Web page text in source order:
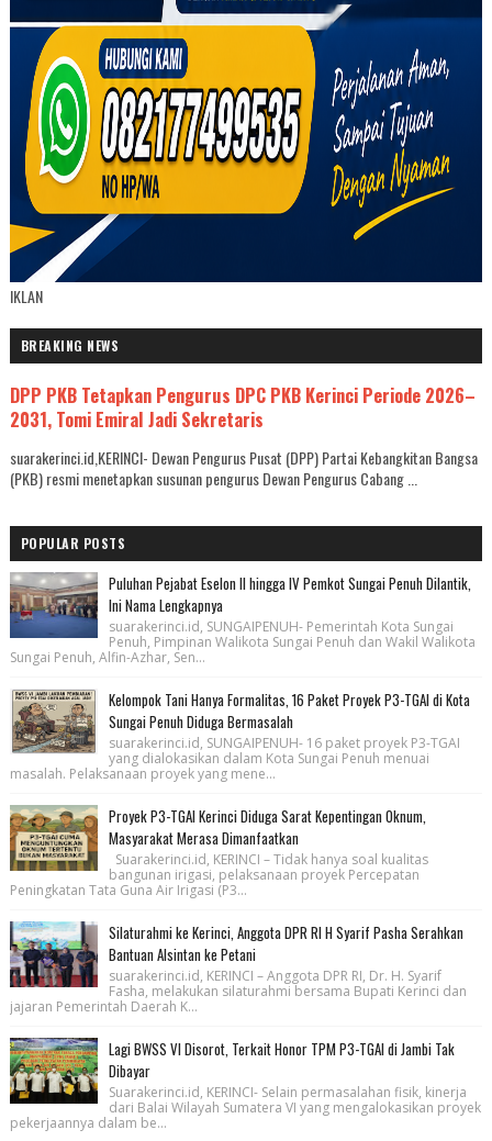
IKLAN
BREAKING NEWS
DPP PKB Tetapkan Pengurus DPC PKB Kerinci Periode 2026–
2031, Tomi Emiral Jadi Sekretaris
suarakerinci.id,KERINCI- Dewan Pengurus Pusat (DPP) Partai Kebangkitan Bangsa
(PKB) resmi menetapkan susunan pengurus Dewan Pengurus Cabang ...
POPULAR POSTS
Puluhan Pejabat Eselon II hingga IV Pemkot Sungai Penuh Dilantik,
Ini Nama Lengkapnya
suarakerinci.id, SUNGAIPENUH- Pemerintah Kota Sungai
Penuh, Pimpinan Walikota Sungai Penuh dan Wakil Walikota
Sungai Penuh, Alfin-Azhar, Sen...
Kelompok Tani Hanya Formalitas, 16 Paket Proyek P3-TGAI di Kota
Sungai Penuh Diduga Bermasalah
suarakerinci.id, SUNGAIPENUH- 16 paket proyek P3-TGAI
yang dialokasikan dalam Kota Sungai Penuh menuai
masalah. Pelaksanaan proyek yang mene...
Proyek P3-TGAI Kerinci Diduga Sarat Kepentingan Oknum,
Masyarakat Merasa Dimanfaatkan
Suarakerinci.id, KERINCI – Tidak hanya soal kualitas
bangunan irigasi, pelaksanaan proyek Percepatan
Peningkatan Tata Guna Air Irigasi (P3...
Silaturahmi ke Kerinci, Anggota DPR RI H Syarif Pasha Serahkan
Bantuan Alsintan ke Petani
suarakerinci.id, KERINCI – Anggota DPR RI, Dr. H. Syarif
Fasha, melakukan silaturahmi bersama Bupati Kerinci dan
jajaran Pemerintah Daerah K...
Lagi BWSS VI Disorot, Terkait Honor TPM P3-TGAI di Jambi Tak
Dibayar
Suarakerinci.id, KERINCI- Selain permasalahan fisik, kinerja
dari Balai Wilayah Sumatera VI yang mengalokasikan proyek
pekerjaannya dalam be...